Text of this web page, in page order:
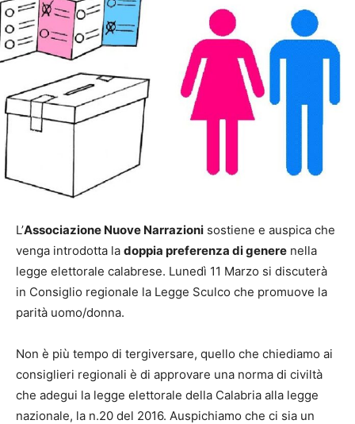
L’Associazione Nuove Narrazioni sostiene e auspica che
venga introdotta la doppia preferenza di genere nella
legge elettorale calabrese. Lunedì 11 Marzo si discuterà
in Consiglio regionale la Legge Sculco che promuove la
parità uomo/donna.
Non è più tempo di tergiversare, quello che chiediamo ai
consiglieri regionali è di approvare una norma di civiltà
che adegui la legge elettorale della Calabria alla legge
nazionale, la n.20 del 2016. Auspichiamo che ci sia un